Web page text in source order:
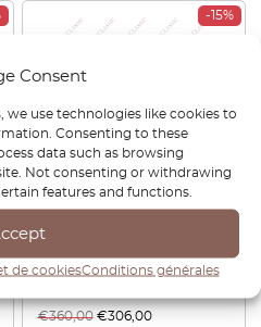
Consent
we use technologies like cookies to
Consenting to these
data such as browsing
Not consenting or withdrawing
features and functions.
de cookiesConditions générales
-15%
garniture de panneau en
fibre de carbone noir
A2096801339
€360,00 €306,00